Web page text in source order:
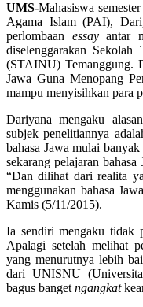
UMS-Mahasiswa
Agama Islam (PAI),
perlombaan essayantar
diselenggarakan
(STAINU) Temanggung.
Jawa Guna Menopang
mampu menyisihkan para
Dariyana mengaku
subjek penelitiannya
bahasa Jawa mulai
sekarang pelajaran
“Dan dilihat dari realita
menggunakan bahasa
Kamis (5/11/2015).
Ia sendiri mengaku tidak
Apalagi setelah melihat
yang menurutnya lebih
dari UNISNU
bagus banget ngangkat